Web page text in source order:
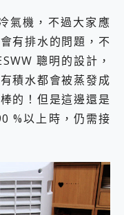
氣機，不過大家應
有排水的問題，不
聰明的設計，
積水都會被蒸發成
的！但是這邊還是
%以上時，仍需接